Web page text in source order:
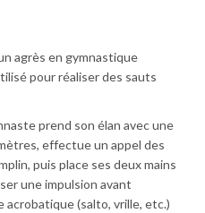
agrès en gymnastique
pour réaliser des sauts
prend son élan avec une
effectue un appel des
puis place ses deux mains
une impulsion avant
acrobatique (salto, vrille, etc.)